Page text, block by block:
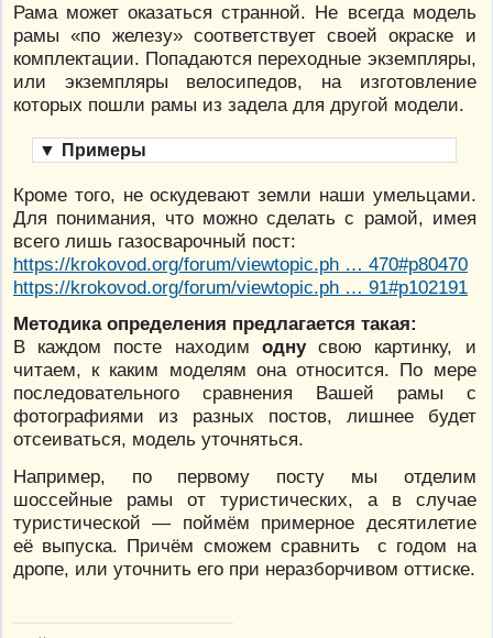
Рама может оказаться странной. Не всегда модель
рамы «по железу» соответствует своей окраске и
комплектации. Попадаются переходные экземпляры,
или экземпляры велосипедов, на изготовление
которых пошли рамы из задела для другой модели.
▼ Примеры
Кроме того, не оскудевают земли наши умельцами.
Для понимания, что можно сделать с рамой, имея
всего лишь газосварочный пост:
https://krokovod.org/forum/viewtopic.ph … 470#p80470
https://krokovod.org/forum/viewtopic.ph … 91#p102191
Методика определения предлагается такая:
В каждом посте находим однусвою картинку, и
читаем, к каким моделям она относится. По мере
последовательного сравнения Вашей рамы с
фотографиями из разных постов, лишнее будет
отсеиваться, модель уточняться.
Например, по первому посту мы отделим
шоссейные рамы от туристических, а в случае
туристической — поймём примерное десятилетие
её выпуска. Причём сможем сравнить с годом на
дропе, или уточнить его при неразборчивом оттиске.